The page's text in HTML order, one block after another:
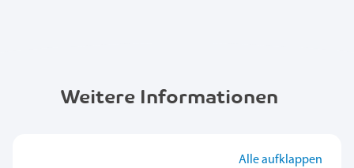
Weitere Informationen
Alle aufklappen